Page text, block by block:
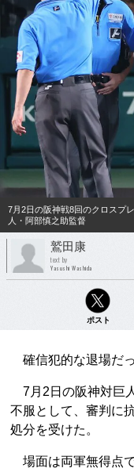
7月2日の阪神戦8回のクロスプ
人・阿部慎之助監督
鷲田康
text by
Yasushi Washida
ポスト
確信犯的な退場だ
7月2日の阪神対巨
不服として、審判に
処分を受けた。
場面は両軍無得点